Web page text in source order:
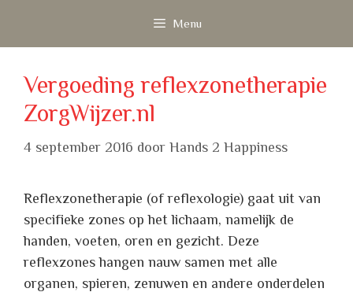
de
inhoud
Menu
Vergoeding reflexzonetherapie
ZorgWijzer.nl
4 september 2016 door Hands 2 Happiness
Reflexzonetherapie (of reflexologie) gaat uit van
specifieke zones op het lichaam, namelijk de
handen, voeten, oren en gezicht. Deze
reflexzones hangen nauw samen met alle
organen, spieren, zenuwen en andere onderdelen